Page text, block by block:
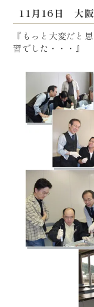
11月16日 大阪
『もっと大変だと
習でした・・・』